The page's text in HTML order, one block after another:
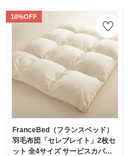
10%OFF
FranceBed（フランスベッド）
羽毛布団「セレブレイト」2枚セ
ット 全4サイズ サービスカバー